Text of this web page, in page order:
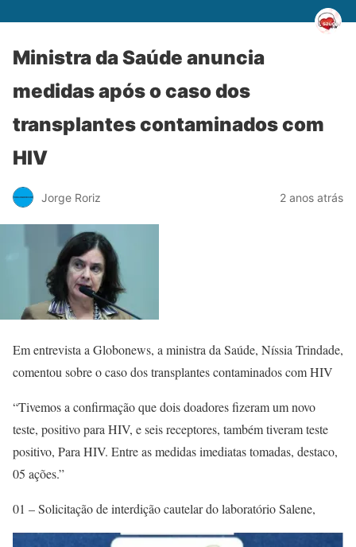
Ministra da Saúde anuncia
medidas após o caso dos
transplantes contaminados com
HIV
Jorge Roriz 2 anos atrás
Em entrevista a Globonews, a ministra da Saúde, Níssia Trindade,
comentou sobre o caso dos transplantes contaminados com HIV
“Tivemos a confirmação que dois doadores fizeram um novo
teste, positivo para HIV, e seis receptores, também tiveram teste
positivo, Para HIV. Entre as medidas imediatas tomadas, destaco,
05 ações.”
01 – Solicitação de interdição cautelar do laboratório Salene,